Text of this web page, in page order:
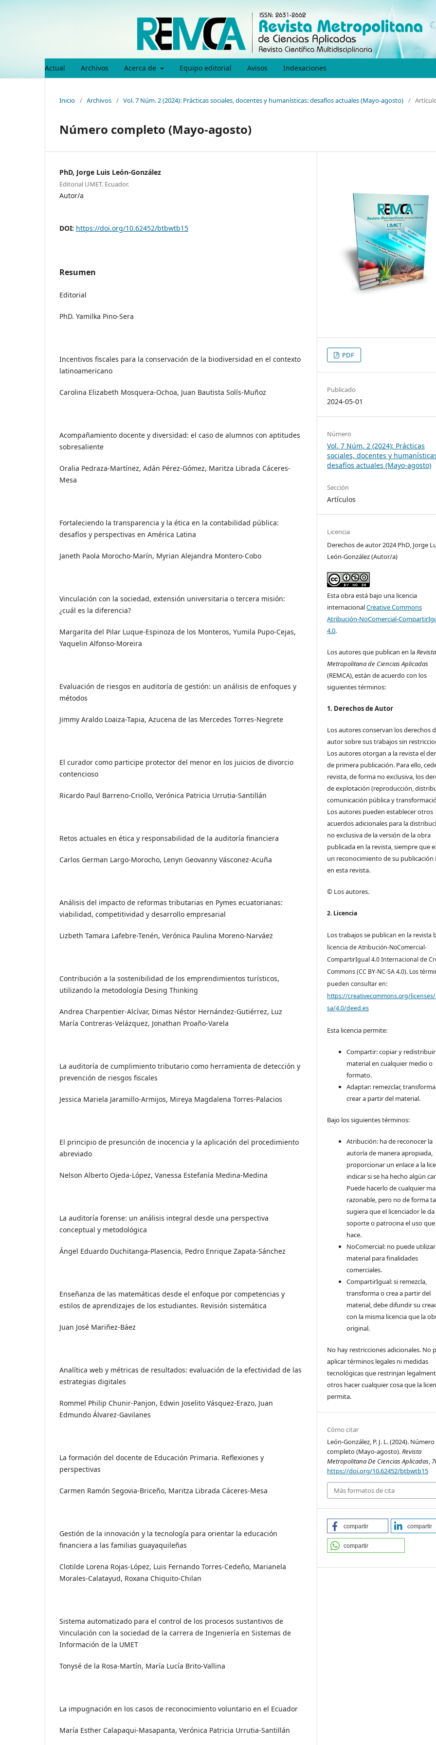
Actual Archivos Acerca de Equipo editorial Avisos Indexaciones
Inicio / Archivos / Vol. 7 Núm. 2 (2024): Prácticas sociales, docentes y humanísticas: desafíos actuales (Mayo-agosto) /
Número completo (Mayo-agosto)
PhD, Jorge Luis León-González
Editorial UMET. Ecuador.
Autor/a
DOI: https://doi.org/10.62452/btbwtb15
Resumen
Editorial
PhD. Yamilka Pino-Sera
Incentivos fiscales para la conservación de la biodiversidad en el contexto
latinoamericano
Carolina Elizabeth Mosquera-Ochoa, Juan Bautista Solís-Muñoz
Acompañamiento docente y diversidad: el caso de alumnos con aptitudes
sobresaliente
Oralia Pedraza-Martínez, Adán Pérez-Gómez, Maritza Librada Cáceres-
Mesa
Fortaleciendo la transparencia y la ética en la contabilidad pública:
desafíos y perspectivas en América Latina
Janeth Paola Morocho-Marín, Myrian Alejandra Montero-Cobo
Vinculación con la sociedad, extensión universitaria o tercera misión:
¿cuál es la diferencia?
Margarita del Pilar Luque-Espinoza de los Monteros, Yumila Pupo-Cejas,
Yaquelin Alfonso-Moreira
Evaluación de riesgos en auditoría de gestión: un análisis de enfoques y
métodos
Jimmy Araldo Loaiza-Tapia, Azucena de las Mercedes Torres-Negrete
El curador como participe protector del menor en los juicios de divorcio
contencioso
Ricardo Paul Barreno-Criollo, Verónica Patricia Urrutia-Santillán
Retos actuales en ética y responsabilidad de la auditoría financiera
Carlos German Largo-Morocho, Lenyn Geovanny Vásconez-Acuña
Análisis del impacto de reformas tributarias en Pymes ecuatorianas:
viabilidad, competitividad y desarrollo empresarial
Lizbeth Tamara Lafebre-Tenén, Verónica Paulina Moreno-Narváez
Contribución a la sostenibilidad de los emprendimientos turísticos,
utilizando la metodología Desing Thinking
Andrea Charpentier-Alcívar, Dimas Néstor Hernández-Gutiérrez, Luz
María Contreras-Velázquez, Jonathan Proaño-Varela
La auditoría de cumplimiento tributario como herramienta de detección y
prevención de riesgos fiscales
Jessica Mariela Jaramillo-Armijos, Mireya Magdalena Torres-Palacios
El principio de presunción de inocencia y la aplicación del procedimiento
abreviado
Nelson Alberto Ojeda-López, Vanessa Estefanía Medina-Medina
La auditoría forense: un análisis integral desde una perspectiva
conceptual y metodológica
Ángel Eduardo Duchitanga-Plasencia, Pedro Enrique Zapata-Sánchez
Enseñanza de las matemáticas desde el enfoque por competencias y
estilos de aprendizajes de los estudiantes. Revisión sistemática
Juan José Mariñez-Báez
Analítica web y métricas de resultados: evaluación de la efectividad de las
estrategias digitales
Rommel Philip Chunir-Panjon, Edwin Joselito Vásquez-Erazo, Juan
Edmundo Álvarez-Gavilanes
La formación del docente de Educación Primaria. Reflexiones y
perspectivas
Carmen Ramón Segovia-Briceño, Maritza Librada Cáceres-Mesa
Gestión de la innovación y la tecnología para orientar la educación
financiera a las familias guayaquileñas
Clotilde Lorena Rojas-López, Luis Fernando Torres-Cedeño, Marianela
Morales-Calatayud, Roxana Chiquito-Chilan
Sistema automatizado para el control de los procesos sustantivos de
Vinculación con la sociedad de la carrera de Ingeniería en Sistemas de
Información de la UMET
Tonysé de la Rosa-Martín, María Lucía Brito-Vallina
La impugnación en los casos de reconocimiento voluntario en el Ecuador
María Esther Calapaqui-Masapanta, Verónica Patricia Urrutia-Santillán
PDF
Publicado
2024-05-01
Número
Vol. 7 Núm. 2 (2024): Prácticas
sociales, docentes y
desafíos actuales (Mayo-agosto)
Sección
Artículos
Licencia
Derechos de autor 2024 PhD, Jorge
León-González (Autor/a)
Esta obra está bajo una licencia
internacionalCreative Commons
Atribución-NoComercial-
4.0.
Los autores que publican en laRevista
Metropolitana de Ciencias Aplicadas
(REMCA), están de acuerdo con los
siguientes términos:
1. Derechos de Autor
Los autores conservan los derechos
autor sobre sus trabajos sin
Los autores otorgan a la revista el
de primera publicación. Para ello,
revista, de forma no exclusiva, los
de explotación (reproducción,
comunicación pública y
Los autores pueden establecer otros
acuerdos adicionales para la
no exclusiva de la versión de la obra
publicada en la revista, siempre que
un reconocimiento de su publicación
en esta revista.
© Los autores.
2. Licencia
Los trabajos se publican en la revista
licencia de Atribución-NoComercial-
CompartirIgual 4.0 Internacional de
Commons (CC BY-NC-SA 4.0). Los
pueden consultar en:
https://creativecommons.org/
sa/4.0/deed.es
Esta licencia permite:
Compartir: copiar y
material en cualquier medio o
formato.
Adaptar: remezclar,
crear a partir del material.
Bajo los siguientes términos:
Atribución: ha de reconocer la
autoría de manera apropiada,
proporcionar un enlace a la
indicar si se ha hecho algún
Puede hacerlo de cualquier
razonable, pero no de forma
sugiera que el licenciador le da
soporte o patrocina el uso que
hace.
NoComercial: no puede
material para finalidades
comerciales.
CompartirIgual: si remezcla,
transforma o crea a partir del
material, debe difundir su
con la misma licencia que la
original.
No hay restricciones adicionales. No
aplicar términos legales ni medidas
tecnológicas que restrinjan
otros hacer cualquier cosa que la
permita.
Cómo citar
León-González, P. J. L. (2024). Número
completo (Mayo-agosto).Revista
Metropolitana De Ciencias Aplicadas 7
https://doi.org/10.62452/btbwtb15
Más formatos de cita
compartir compartir
compartir